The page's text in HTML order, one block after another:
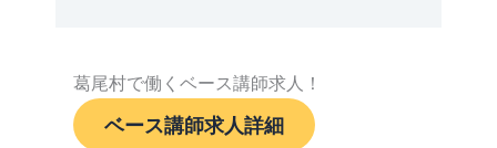
葛尾村で働くベース講師求人！
ベース講師求人詳細